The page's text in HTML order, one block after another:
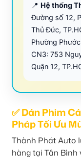
📍 Hệ thống
Đường số 12,
Thủ Đức,
Phường
CN3: 753
Quận 12,
✅ Dán Phim
Pháp Tối Ưu
Thành Phát Auto
hàng tại Tân